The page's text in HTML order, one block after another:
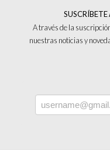
A través de la
nuestras noticias y